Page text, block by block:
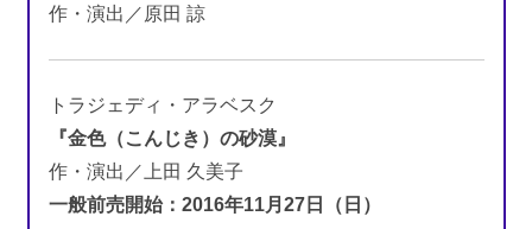
作・演出／原田 諒
トラジェディ・アラベスク
『金色（こんじき）の砂漠』
作・演出／上田 久美子
一般前売開始：2016年11月27日（日）